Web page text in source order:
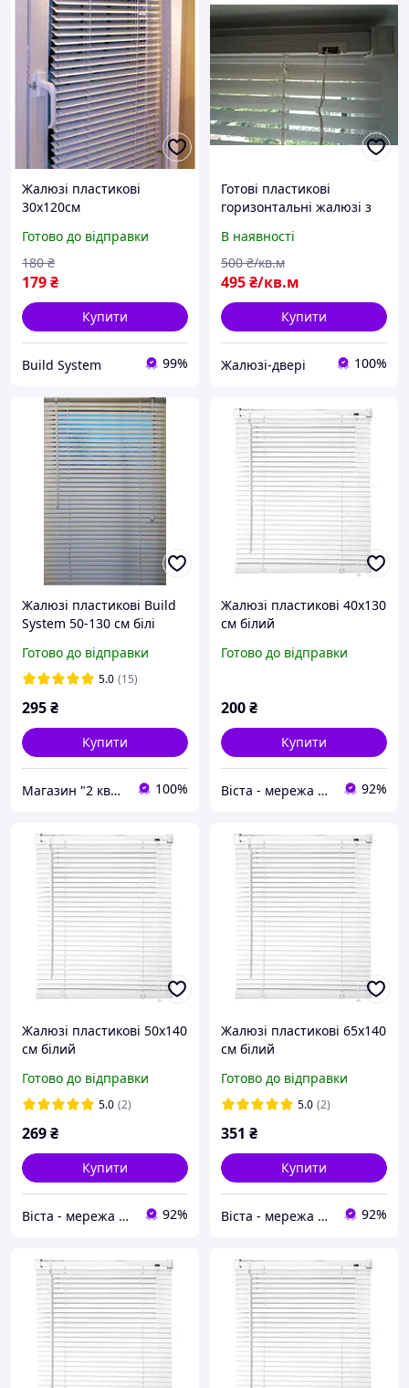
Жалюзі пластикові
30х120см
Готово до відправки
179₴
180 ₴
Купити
Build System 99%
Готові пластикові
горизонтальні жалюзі з
В наявності
495₴/кв.м
500 ₴/кв.м
Купити
Жалюзі-двері 100%
Жалюзі пластикові Build
System 50-130 см білі
Готово до відправки
5.0 (15)
295₴
Купити
Магазин "2 квартал" 100%
Жалюзі пластикові 40х130
см білий
Готово до відправки
200₴
Купити
Віста - мережа будівельно-господарчих маркетів 92%
Жалюзі пластикові 50х140
см білий
Готово до відправки
5.0 (2)
269₴
Купити
Віста - мережа будівельно-господарчих маркетів 92%
Жалюзі пластикові 65х140
см білий
Готово до відправки
5.0 (2)
351 ₴
Купити
Віста - мережа будівельно-господарчих маркетів 92%